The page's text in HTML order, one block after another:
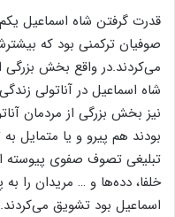
قدرت گرفتن شاه اسماعیل
صوفیان ترکمنی بود که
می‌کردند.در واقع بخش بزرگی
شاه اسماعیل در آناتولی
نیز بخش بزرگی از مردمان
بودند هم پیرو و یا متمایل
تبلیغی تصوف صفوی
خلفا، دده‌ها و … مریدان را
اسماعیل بود تشویق می‌کردند.